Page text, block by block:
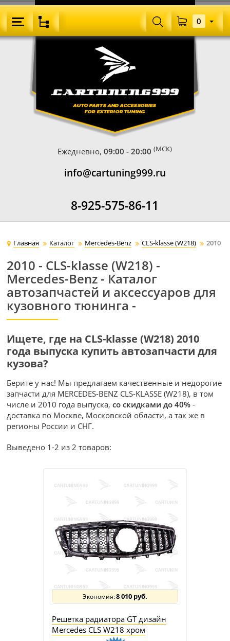
Ежедневно,09:00 - 20:00 (МСК)
info@cartuning999.ru
8-925-575-86-11
0
Главная Каталог Mercedes-Benz CLS-klasse (W218) 2010
2010 - CLS-klasse (W218) -
Mercedes-Benz - Каталог
автозапчастей и аксессуаров для
кузовного тюнинга -
Ищете, где на CLS-klasse (W218) 2010
года выпуска купить автозапчасти для
кузова?
Берите у нас! Мы предлагаем качественные и недорогие
запчасти для MERCEDES-BENZ CLS-KLASSE (W218), в том
числе и 2010 года выпуска,со скидками до 40% -
доставка по Москве, Московской области, а так же в
регионы России и СНГ.
Выведено 1-2 из 2 товаров:
8 010 руб.
Решетка радиатора GT дизайн
Mercedes CLS W218 хром